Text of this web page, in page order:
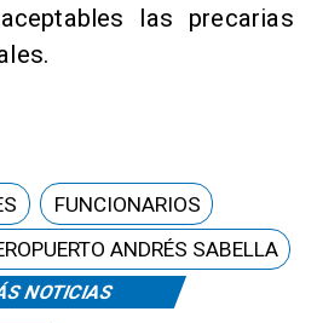
las precarias
NOTICIAS
FUNCIONARIOS
ANDRÉS SABELLA